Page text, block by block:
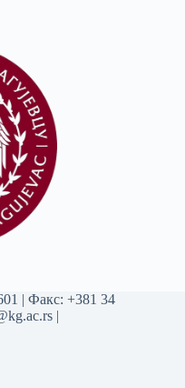
| Факс: +381 34
|